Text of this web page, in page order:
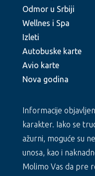
Odmor u Srbiji
Wellnes i Spa
Izleti
Autobuske karte
Avio karte
Nova godina
Informacije
karakter. Iako se
ažurni, moguće su
unosa, kao i
Molimo Vas da pre